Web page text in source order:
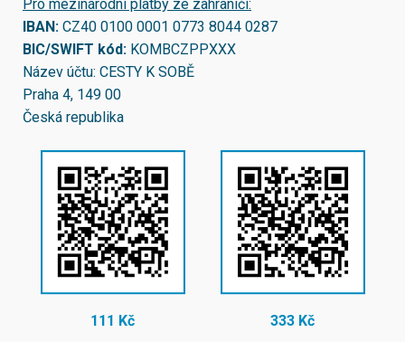
Pro mezinárodní platby ze zahraničí:
IBAN: CZ40 0100 0001 0773 8044 0287
BIC/SWIFT kód: KOMBCZPPXXX
Název účtu: CESTY K SOBĚ
Praha 4, 149 00
Česká republika
111 Kč 333 Kč